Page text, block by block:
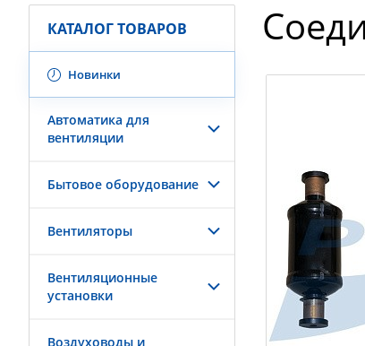
КАТАЛОГ ТОВАРОВ
Новинки
Автоматика для
вентиляции
Бытовое оборудование
Вентиляторы
Вентиляционные
установки
Воздуховоды и